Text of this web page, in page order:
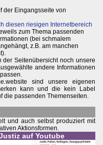
der Eingangsseite von
diesen riesigen Internetbereich
zum Thema passenden
(bei schmalem
z.B. am manchen
Seitenübersicht noch unsere
andere Informationen
sind unsere eigenen
kann und die kein Label
die passenden Themenseiten.
und auch selbst produziert mit
Aktionsformen.
auf Youtube